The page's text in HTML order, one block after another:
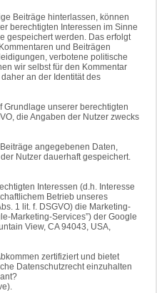
Beiträge hinterlassen, können
berechtigten Interessen im Sinne
gespeichert werden. Das erfolgt
und Beiträgen
verbotene politische
wir selbst für den Kommentar
an der Identität des
Grundlage unserer berechtigten
die Angaben der Nutzer zwecks
angegebenen Daten,
Nutzer dauerhaft gespeichert.
Interessen (d.h. Interesse
Betrieb unseres
1 lit. f. DSGVO) die Marketing-
Marketing-Services”) der Google
View, CA 94043, USA,
zertifiziert und bietet
Datenschutzrecht einzuhalten